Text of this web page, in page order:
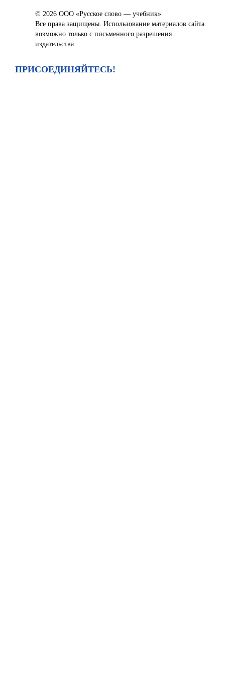
© 2026 ООО «Русское слово — учебник»
Все права защищены. Использование материалов сайта
возможно только с письменного разрешения
издательства.
ПРИСОЕДИНЯЙТЕСЬ!